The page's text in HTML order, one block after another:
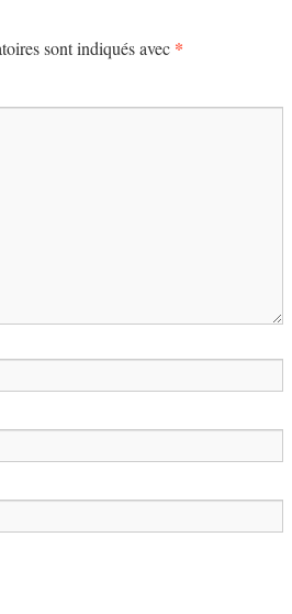
sont indiqués avec *